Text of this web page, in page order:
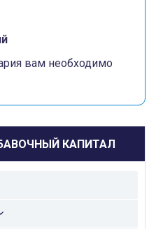
вам необходимо
КАПИТАЛ